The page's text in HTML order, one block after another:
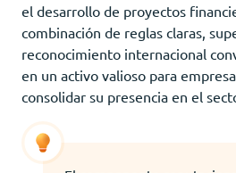
el desarrollo de proyectos
combinación de reglas claras,
reconocimiento internacional
en un activo valioso para
consolidar su presencia en el